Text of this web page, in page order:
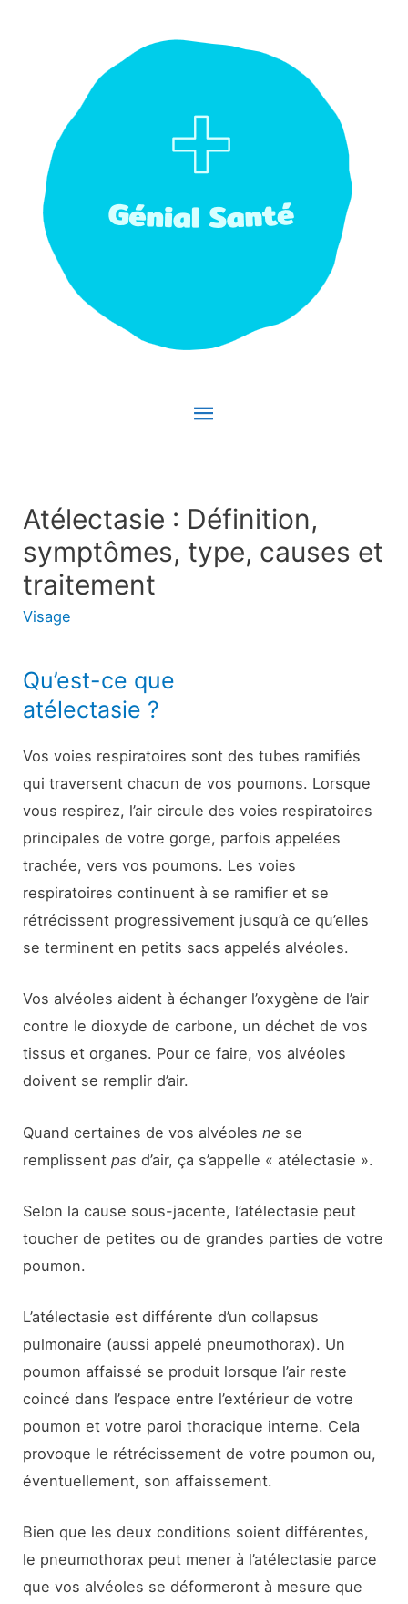
Menu
Atélectasie : Définition,
symptômes, type, causes et
traitement
Visage
Qu’est-ce que
atélectasie ?
Vos voies respiratoires sont des tubes ramifiés
qui traversent chacun de vos poumons. Lorsque
vous respirez, l’air circule des voies respiratoires
principales de votre gorge, parfois appelées
trachée, vers vos poumons. Les voies
respiratoires continuent à se ramifier et se
rétrécissent progressivement jusqu’à ce qu’elles
se terminent en petits sacs appelés alvéoles.
Vos alvéoles aident à échanger l’oxygène de l’air
contre le dioxyde de carbone, un déchet de vos
tissus et organes. Pour ce faire, vos alvéoles
doivent se remplir d’air.
Quand certaines de vos alvéolesne se
remplissentpas d’air, ça s’appelle « atélectasie ».
Selon la cause sous-jacente, l’atélectasie peut
toucher de petites ou de grandes parties de votre
poumon.
L’atélectasie est différente d’un collapsus
pulmonaire (aussi appelé pneumothorax). Un
poumon affaissé se produit lorsque l’air reste
coincé dans l’espace entre l’extérieur de votre
poumon et votre paroi thoracique interne. Cela
provoque le rétrécissement de votre poumon ou,
éventuellement, son affaissement.
Bien que les deux conditions soient différentes,
le pneumothorax peut mener à l’atélectasie parce
que vos alvéoles se déformeront à mesure que